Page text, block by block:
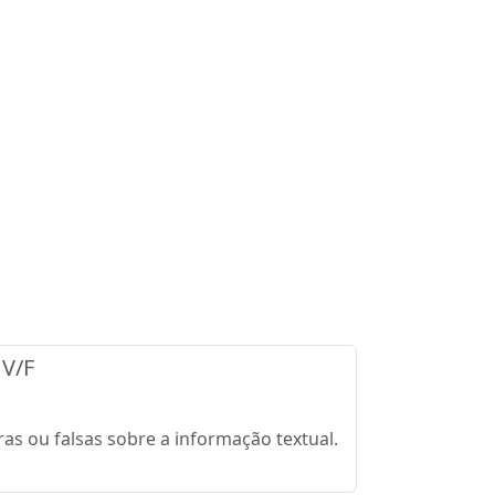
F
ou falsas sobre a informação textual.